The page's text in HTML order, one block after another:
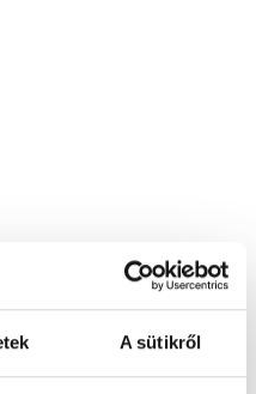
A sütikről
tér 3.